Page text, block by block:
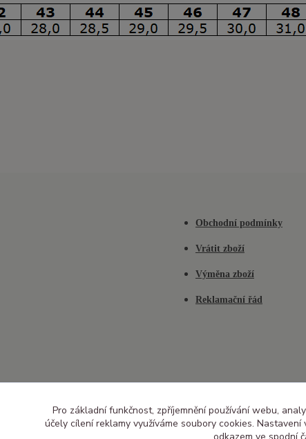
Obchodní podmínky
Vrátit zboží
Výměna zboží
Reklamační řád
Pro základní funkčnost, zpříjemnění používání webu,
účely cílení reklamy využíváme soubory cookies.